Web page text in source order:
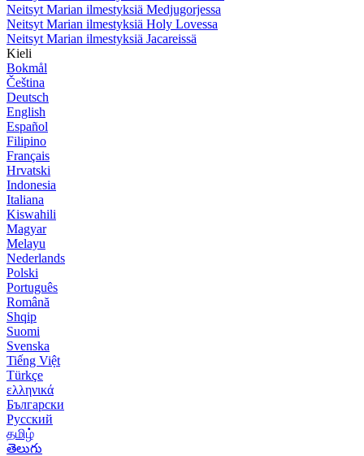
Neitsyt Marian ilmestyksiä Medjugorjessa
Neitsyt Marian ilmestyksiä Holy Lovessa
Neitsyt Marian ilmestyksiä Jacareissä
Kieli
Bokmål
Čeština
Deutsch
English
Español
Filipino
Français
Hrvatski
Indonesia
Italiana
Kiswahili
Magyar
Melayu
Nederlands
Polski
Português
Română
Shqip
Suomi
Svenska
Tiếng Việt
Türkçe
ελληνικά
Български
Русский
தமிழ்
తెలుగు